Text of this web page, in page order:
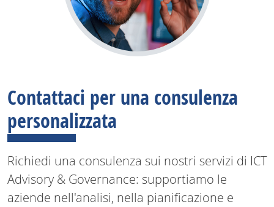
Contattaci per una consulenza
personalizzata
Richiedi una consulenza sui nostri servizi di ICT
Advisory & Governance: supportiamo le
aziende nell'analisi, nella pianificazione e